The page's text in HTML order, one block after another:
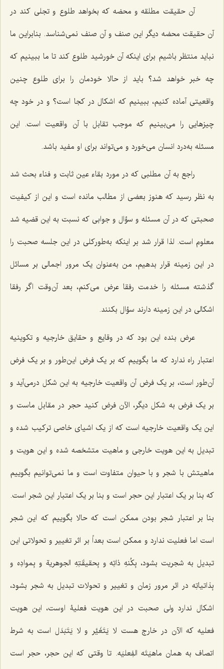
آن حقیقت مطلقه و محضه که بخواهد طلوع و تجلى کند در
آن حقیقت محضه دیگر این صنف و آن صنف نمى‌شناسد. بنابراین ما
نباید منتظر باشیم براى اینکه آن خورشید طلوع کند تا ما ببینیم که
چه خبر خواهد شد؟ باید از حالا خودمان را براى طلوع چنین
واقعیتى آماده کنیم، ببینیم که اشکال در کجا است؟ و در خود چه
چیزهایى را مى‌بینیم که موجب تقابل با آن واقعیت است. این
مسئله به‌درد انسان مى‌خورد و مى‌تواند براى او مفید باشد.
راجع به آن مطلبى که در مورد بقاء عین ثابت و فناء بحث شد
به نظر رسید که هنوز بعضى از مطالب مانده است و این از کیفیت
صحبتى که در آن مسئله و سؤال و جوابی‌ که نسبت به این قضیه شد
معلوم است. لذا قرار شد بر اینکه به‌طورکلی در این جلسه صحبت را
در این زمینه قرار بدهیم، من به‌عنوان یک مرور اجمالى بر مسائل
گذشته مسئله را خدمت رفقا عرض مى‌کنم، بعد آن‌وقت اگر رفقا
اشکالى در این زمینه دارند سؤال بکنند.
عرض بنده این بود که در وقایع و حقایق خارجیه و تکوینیه
اعتبار راه ندارد که ما بگوییم که بر یک فرض این‌طور و بر یک فرض
آن‌طور است، بر یک فرض آن واقعیت خارجیه به این شکل درمى‌آید و
بر یک فرض به شکل دیگر، الآن فرض کنید حجر در مقابل ماست و
این یک واقعیت خارجیه است که از یک اشیاى خاصى ترکیب شده و
تبدیل به این هویت خارجى و ماهیت متشخصه شده و این هویت و
ماهیتش با شجر و با حیوان متفاوت است و ما نمى‌توانیم بگوییم
که بنا بر یک اعتبار این حجر است و بنا بر یک اعتبار این شجر است.
بنا بر اعتبار شجر بودن ممکن است که حالا بگوییم که این شجر
است اما فعلیت ندارد و ممکن است بعداً بر اثر تغییر و تحولاتى این
تبدیل به شجریت بشود، بِکُنهِ ذاتِه و بِحقیقَتِهِ الجوهریة و بِموادِه و
بِذاتیاتِه در اثر مرور زمان و تغییر و تحولات تبدیل به شجر بشود،
اشکال ندارد ولى صحبت در این هویت فعلیۀ اوست، این هویت
فعلیه که الآن در خارج هست لا یَتَغَیَّر و لا یَتَبَدَلاست به شرط
اتصاف به همان ماهیَتَه الفِعلیَه. تا وقتى که این حجر، حجر است